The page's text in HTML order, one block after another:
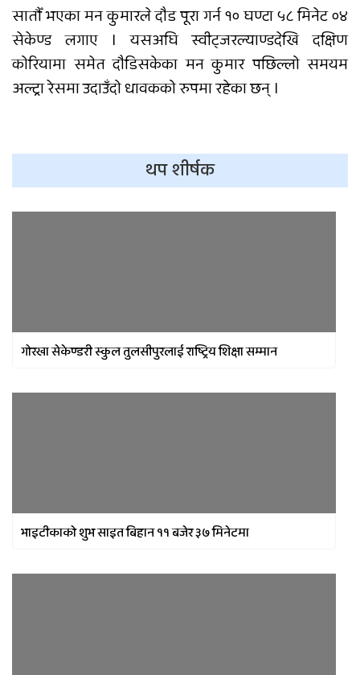
सातौँ भएका मन कुमारले दौड पूरा गर्न १० घण्टा ५८ मिनेट ०४
सेकेण्ड लगाए । यसअघि स्वीट्जरल्याण्डदेखि दक्षिण
कोरियामा समेत दौडिसकेका मन कुमार पछिल्लो समयम
अल्ट्रा रेसमा उदाउँदो धावकको रुपमा रहेका छन् ।
थप शीर्षक
गोरखा सेकेण्डरी स्कुल तुलसीपुरलाई राष्ट्रिय शिक्षा सम्मान
भाइटीकाको शुभ साइत बिहान ११ बजेर ३७ मिनेटमा